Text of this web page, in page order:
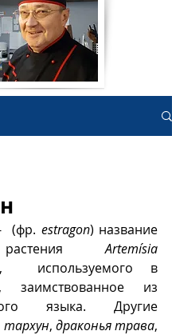
(фр. estragon) название
растения Artemísia
,  используемого в
заимствованное из
языка. Другие
тархун, драконья трава